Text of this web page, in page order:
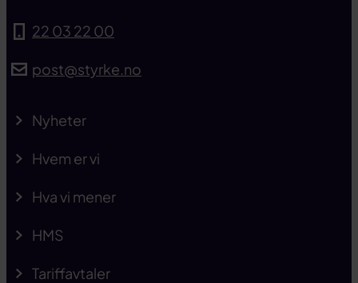
22 03 22 00
post@styrke.no
Nyheter
Hvem er vi
Hva vi mener
HMS
Tariffavtaler